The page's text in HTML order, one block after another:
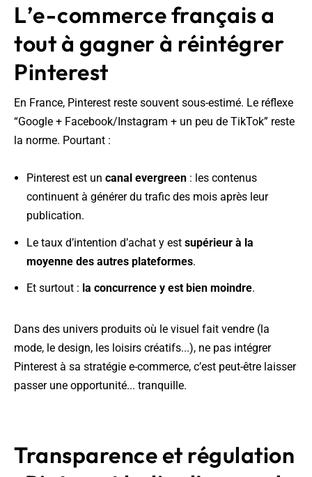
L’e-commerce français a
tout à gagner à réintégrer
Pinterest
En France, Pinterest reste souvent sous-estimé. Le réflexe
“Google + Facebook/Instagram + un peu de TikTok” reste
la norme. Pourtant :
Pinterest est uncanal evergreen : les contenus
continuent à générer du trafic des mois après leur
publication.
Le taux d’intention d’achat y estsupérieur à la
moyenne des autres plateformes.
Et surtout : la concurrence y est bien moindre.
Dans des univers produits où le visuel fait vendre (la
mode, le design, les loisirs créatifs...), ne pas intégrer
Pinterest à sa stratégie e-commerce, c’est peut-être laisser
passer une opportunité... tranquille.
Transparence et régulation